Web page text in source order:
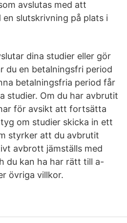
avslutas med att
en slutskrivning på plats i
dina studier eller gör
du en betalningsfri period
betalningsfria period får
studier. Om du har avbrutit
för avsikt att fortsätta
om studier skicka in ett
styrker att du avbrutit
avbrott jämställs med
du kan ha har rätt till a-
övriga villkor.